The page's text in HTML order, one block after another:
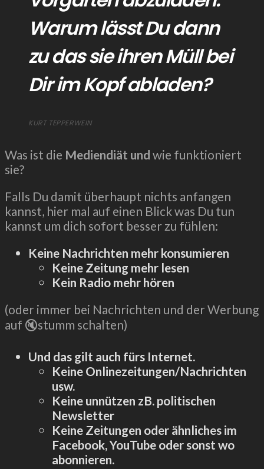
Warum lässt Du dann
zu das sie ihren Müll bei
Dir im Kopf abladen?
KURT TEPPERWEIN
Was ist die Mediendiät und wie funktioniert
sie?
Falls Du damit überhaupt nichts anfangen
kannst, hier mal auf einen Blick was Du tun
kannst um dich sofort besser zu fühlen:
Keine Nachrichten mehr konsumieren
Keine Zeitung mehr lesen
Kein Radio mehr hören
(oder immer bei Nachrichten und der Werbung
auf 🔇stumm schalten)
Und das gilt auch fürs Internet.
Keine Onlinezeitungen/Nachrichten
usw.
Keine unnützen zB. politischen
Newsletter
Keine Zeitungen oder ähnliches im
Facebook, YouTube oder sonst wo
abonnieren.